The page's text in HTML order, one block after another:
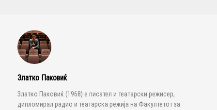
Златко Паковиќ
Златко Паковиќ (1968) е писател и театарски режисер,
дипломирал радио и театарска режија на Факултетот за